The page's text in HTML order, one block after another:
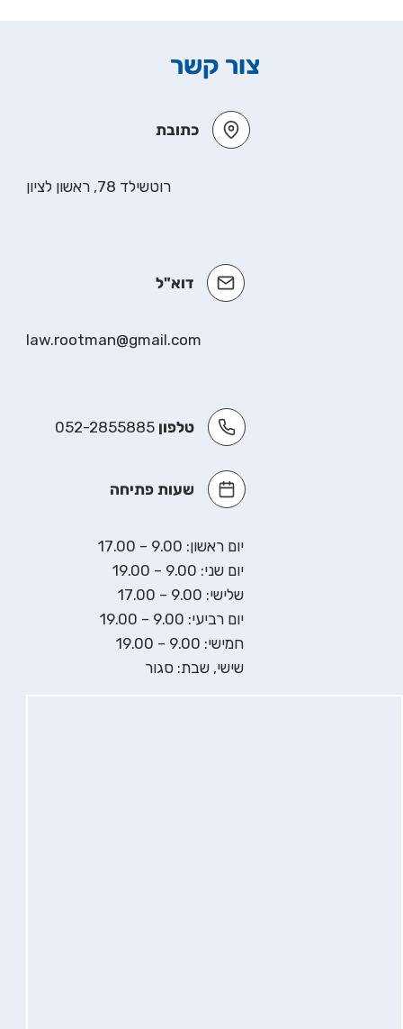
צור קשר
כתובת
רוטשילד 78, ראשון לציון
דוא"ל
law.rootman@gmail.com
טלפון 052-2855885
שעות פתיחה
יום ראשון: 9.00 – 17.00
יום שני: 9.00 – 19.00
שלישי: 9.00 – 17.00
יום רביעי: 9.00 – 19.00
חמישי: 9.00 – 19.00
שישי, שבת: סגור